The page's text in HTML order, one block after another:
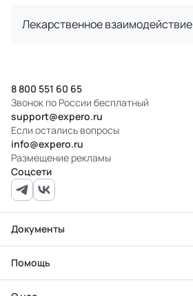
Лекарственное взаимодействие
8 800 551 60 65
Звонок по России бесплатный
support@expero.ru
Если остались вопросы
info@expero.ru
Размещение рекламы
Соцсети
Документы
Помощь